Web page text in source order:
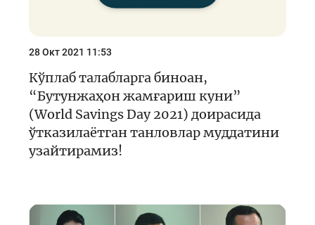
28 Окт 2021 11:53
Кўплаб талабларга биноан,
“Бутунжаҳон жамғариш куни”
(World Savings Day 2021) доирасида
ўтказилаётган танловлар муддатини
узайтирамиз!